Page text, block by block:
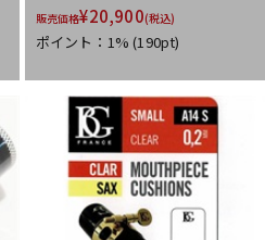
HORITA HW
JK
JM Lubricants
KEY LEAVES
Whistle KING KOLBL
Lebayle
lefreQue
MARCA
販売価格¥20,900(税込)
ポイント：1%(190pt)